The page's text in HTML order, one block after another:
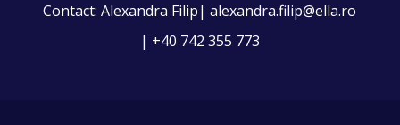
Contact: Alexandra Filip| alexandra.filip@ella.ro
| +40 742 355 773